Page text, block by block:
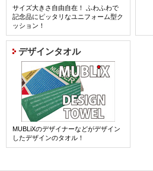
サイズ大きさ自由自在！ ふわふわで
記念品にピッタリなユニフォーム型ク
ッション！
デザインタオル
MUBLiXのデザイナーなどがデザイン
したデザインのタオル！